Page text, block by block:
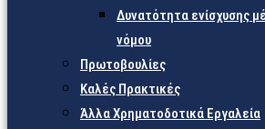
Δυνατότητα ενίσχυσης
νόμου
Πρωτοβουλίες
Καλές Πρακτικές
Άλλα Χρηματοδοτικά Εργαλεία